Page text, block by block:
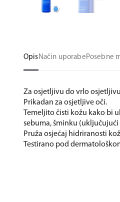
OpisNačin uporabePosebne
Za osjetljivu do vrlo
Prikadan za osjetljive oči.
Temeljito čisti kožu kako bi
sebuma, šminku (uključujući
Pruža osjećaj hidriranosti
Testirano pod